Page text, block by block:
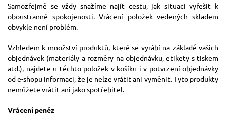
Samozřejmě se vždy snažíme najít cestu, jak situaci vyřešit k
oboustranné spokojenosti. Vrácení položek vedených skladem
obvykle není problém.
Vzhledem k množství produktů, které se vyrábí na základě vašich
objednávek (materiály a rozměry na objednávku, etikety s tiskem
atd.), najdete u těchto položek v košíku i v potvrzení objednávky
od e-shopu informaci, že je nelze vrátit ani vyměnit. Tyto produkty
nemůžete vrátit ani jako spotřebitel.
Vrácení peněz